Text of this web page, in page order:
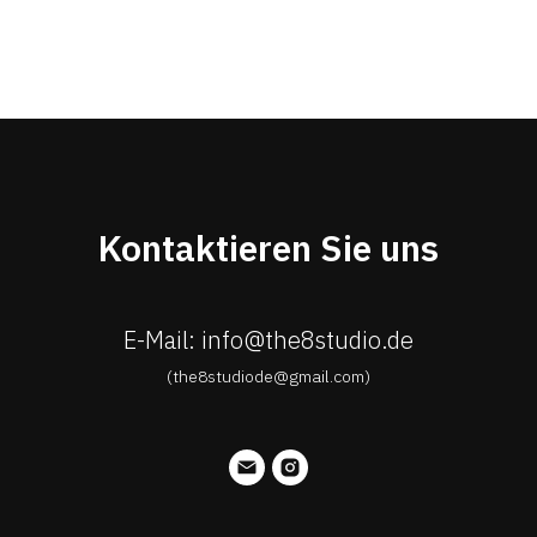
Kontaktieren Sie uns
E-Mail: info@the8studio.de
(the8studiode@gmail.com)